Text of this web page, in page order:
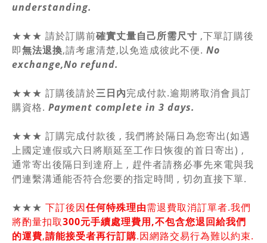
understanding.
★★★ 請於訂購前確實丈量自己所需尺寸 ,下單訂購後
即無法退換,請考慮清楚,以免造成彼此不便. No
exchange,No refund.
★★★ 訂購後請於三日內完成付款.逾期將取消會員訂
購資格. Payment complete in 3 days.
★★★ 訂購完成付款後 , 我們將於隔日為您寄出(如遇
上國定連假或六日將順延至工作日恢復的首日寄出) ,
通常寄出後隔日到達府上 , 趕件者請務必事先來電與我
們連繫溝通能否符合您要的指定時間 , 切勿直接下單.
★★★ 下訂後因任何特殊理由需退費取消訂單者.我們
將酌量扣取300元手續處理費用,不包含您退回給我們
的運費,請能接受者再行訂購.因網路交易行為難以約束.